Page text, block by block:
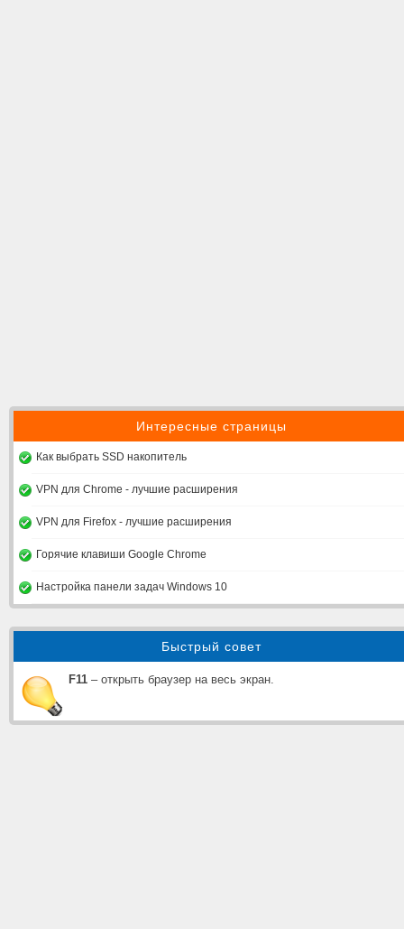
Интересные страницы
Как выбрать SSD накопитель
VPN для Chrome - лучшие расширения
VPN для Firefox - лучшие расширения
Горячие клавиши Google Chrome
Настройка панели задач Windows 10
Быстрый совет
F11 – открыть браузер на весь экран.